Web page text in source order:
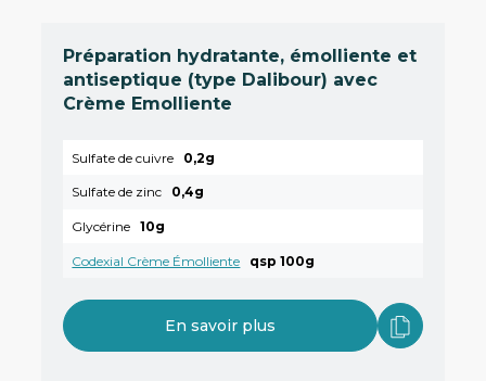
Préparation hydratante, émolliente et
antiseptique (type Dalibour) avec
Crème Emolliente
Sulfate de cuivre 0,2g
Sulfate de zinc 0,4g
Glycérine 10g
Codexial Crème Émolliente qsp 100g
En savoir plus